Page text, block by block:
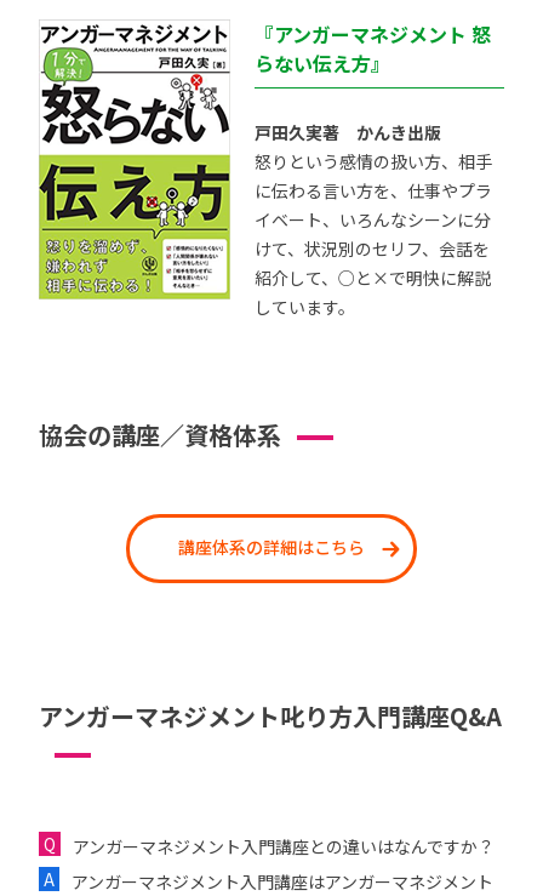
『アンガーマネジメント 怒
らない伝え方』
戸田久実著 かんき出版
怒りという感情の扱い方、相手
に伝わる言い方を、仕事やプラ
イベート、いろんなシーンに分
けて、状況別のセリフ、会話を
紹介して、○と×で明快に解説
しています。
協会の講座／資格体系
講座体系の詳細はこちら
アンガーマネジメント叱り方入門講座Q&A
アンガーマネジメント入門講座との違いはなんですか？
アンガーマネジメント入門講座はアンガーマネジメント